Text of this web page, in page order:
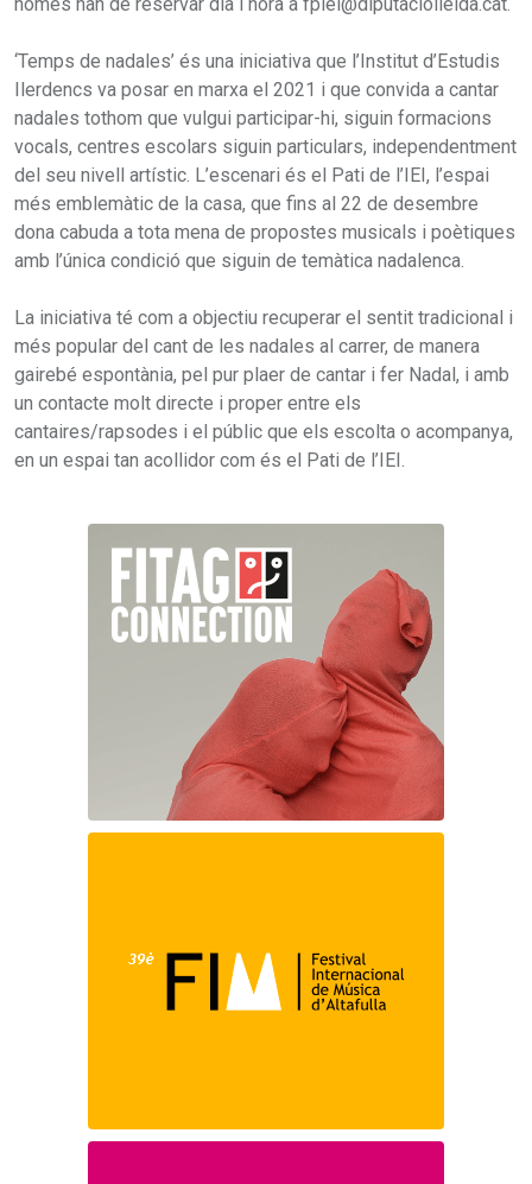
‘Temps de nadales’ és una iniciativa que l’Institut d’Estudis
Ilerdencs va posar en marxa el 2021 i que convida a cantar
nadales tothom que vulgui participar-hi, siguin formacions
vocals, centres escolars siguin particulars, independentment
del seu nivell artístic. L’escenari és el Pati de l’IEI, l’espai
més emblemàtic de la casa, que fins al 22 de desembre
dona cabuda a tota mena de propostes musicals i poètiques
amb l’única condició que siguin de temàtica nadalenca.
La iniciativa té com a objectiu recuperar el sentit tradicional i
més popular del cant de les nadales al carrer, de manera
gairebé espontània, pel pur plaer de cantar i fer Nadal, i amb
un contacte molt directe i proper entre els
cantaires/rapsodes i el públic que els escolta o acompanya,
en un espai tan acollidor com és el Pati de l’IEI.